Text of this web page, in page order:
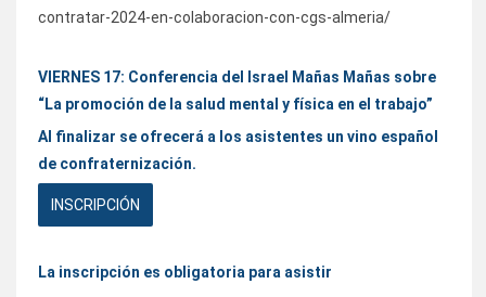
contratar-2024-en-colaboracion-con-cgs-almeria/
VIERNES 17: Conferencia del Israel Mañas Mañas sobre
“La promoción de la salud mental y física en el trabajo”
Al finalizar se ofrecerá a los asistentes un vino español
de confraternización.
INSCRIPCIÓN
La inscripción es obligatoria para asistir